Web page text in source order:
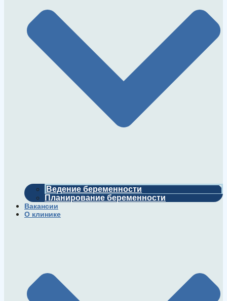
Ведение беременности
Планирование беременности
Вакансии
О клинике